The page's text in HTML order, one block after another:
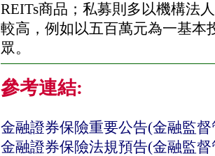
REITs商品；私募則多以機構法
較高，例如以五百萬元為一基本
眾。
參考連結:
金融證券保險重要公告(金融監
金融證券保險法規預告(金融監